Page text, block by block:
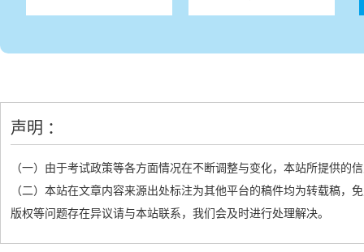
声明 ：
（一）由于考试政策等各方面情况在不断调整与变化，本站所提供的
（二）本站在文章内容来源出处标注为其他平台的稿件均为转载稿
版权等问题存在异议请与本站联系，我们会及时进行处理解决。